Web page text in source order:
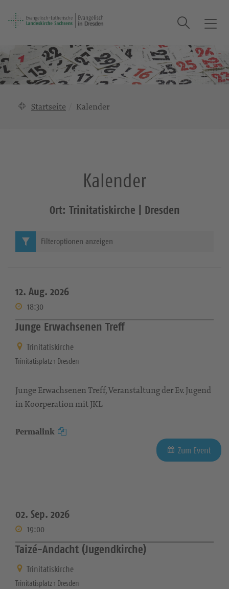
T
g
g
l
Suche
Startseite Kalender
Kalender
Ort: Trinitatiskirche | Dresden
12. Aug. 2026
18:30
Junge Erwachsenen Treff
Trinitatiskirche
Trinitatisplatz 1 Dresden
Junge Erwachsenen Treff, Veranstaltung der Ev. Jugend
in Koorperation mit JKL
Permalink
Zum Event
02. Sep. 2026
19:00
Taizé-Andacht (Jugendkirche)
Trinitatiskirche
Trinitatisplatz 1 Dresden
Filteroptionen anzeigen